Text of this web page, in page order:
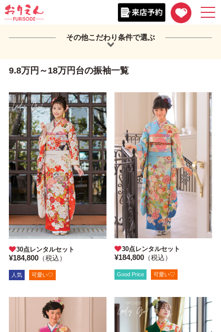
その他こだわり条件で選ぶ
9.8万円～18万円台の振袖一覧
30点レンタルセット
¥184,800（税込）
人気 可愛い♡
30点レンタルセット
¥184,800 （税込）
Good Price 可愛い♡